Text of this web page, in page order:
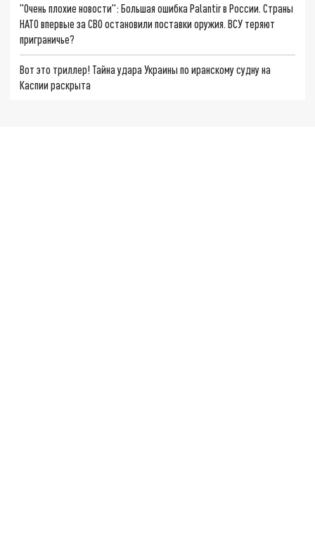
"Очень плохие новости": Большая ошибка Palantir в России. Страны
НАТО впервые за СВО остановили поставки оружия. ВСУ теряют
приграничье?
Вот это триллер! Тайна удара Украины по иранскому судну на
Каспии раскрыта